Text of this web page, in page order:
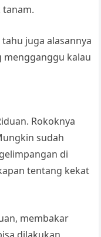
tanam.
juga alasannya
mengganggu kalau
Rokoknya
sudah
di
tentang kekat
membakar
dilakukan